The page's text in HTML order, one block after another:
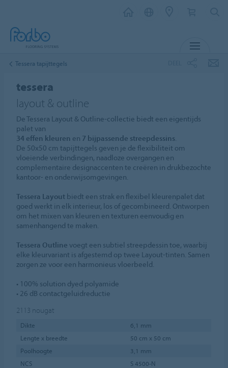
Tessera tapijttegels
tessera
layout & outline
De Tessera Layout & Outline-collectie biedt een eigentijds
palet van
34 effen kleuren en 7 bijpassende streepdessins.
De 50x50 cm tapijttegels geven je de flexibiliteit om
vloeiende verbindingen, naadloze overgangen en
complementaire designaccenten te creëren in drukbezochte
kantoor- en onderwijsomgevingen.
Tessera Layout biedt een strak en flexibel kleurenpalet dat
goed werkt in elk interieur, los of gecombineerd. Ontworpen
om het mixen van kleuren en texturen eenvoudig en
samenhangend te maken.
Tessera Outline voegt een subtiel streepdessin toe, waarbij
elke kleurvariant is afgestemd op twee Layout-tinten. Samen
zorgen ze voor een harmonieus vloerbeeld.
• 100% solution dyed polyamide
• 26 dB contactgeluidreductie
2113 nougat
Dikte
6,1 mm
Lengte x breedte
50 cm x 50 cm
Poolhoogte
3,1 mm
NCS
S 4500-N